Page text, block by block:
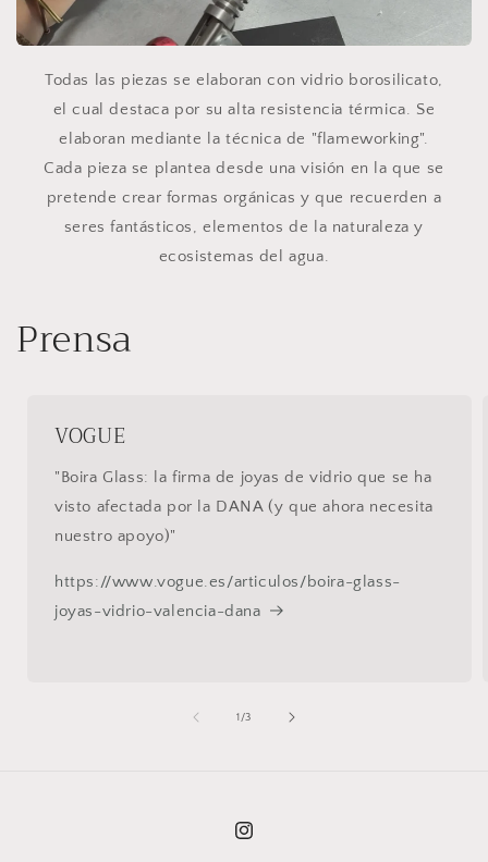
Todas las piezas se elaboran con vidrio borosilicato,
el cual destaca por su alta resistencia térmica. Se
elaboran mediante la técnica de "flameworking".
Cada pieza se plantea desde una visión en la que se
pretende crear formas orgánicas y que recuerden a
seres fantásticos, elementos de la naturaleza y
ecosistemas del agua.
Prensa
VOGUE
"Boira Glass: la firma de joyas de vidrio que se ha
visto afectada por la DANA (y que ahora necesita
nuestro apoyo)"
https://www.vogue.es/articulos/boira-glass-
joyas-vidrio-valencia-dana
1 /de
3
Instagram